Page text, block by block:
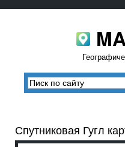
Спутниковая Гугл